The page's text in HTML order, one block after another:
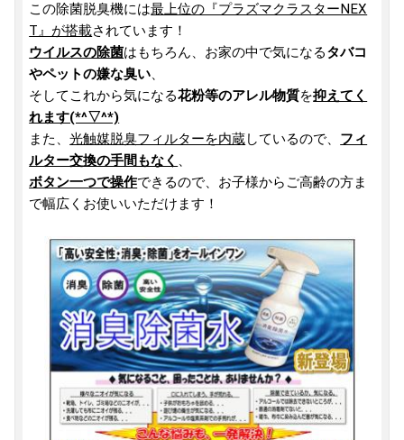
この除菌脱臭機には最上位の『プラズマクラスターNEX
T』が搭載されています！
ウイルスの除菌はもちろん、お家の中で気になるタバコ
やペットの嫌な臭い、
そしてこれから気になる花粉等のアレル物質を抑えてく
れます(*^▽^*)
また、光触媒脱臭フィルターを内蔵しているので、 フィ
ルター交換の手間もなく 、
ボタン一つで操作できるので、お子様からご高齢の方ま
で幅広くお使いいただけます！